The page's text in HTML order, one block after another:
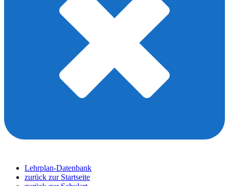
Lehrplan-Datenbank
zurück zur Startseite